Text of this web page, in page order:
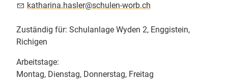
k th r n h sl r sch n-w rb ch
Zuständig für: Schulanlage Wyden 2, Enggistein,
Richigen
Arbeitstage:
Montag, Dienstag, Donnerstag, Freitag